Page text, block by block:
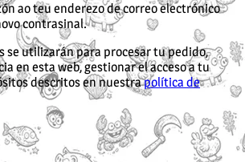
ao teu enderezo de correo electrónico
contrasinal.
se utilizarán para procesar tu pedido,
en esta web, gestionar el acceso a tu
descritos en nuestrapolítica de